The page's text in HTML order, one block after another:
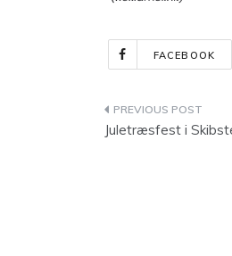
FACEBOOK
Juletræsfest i